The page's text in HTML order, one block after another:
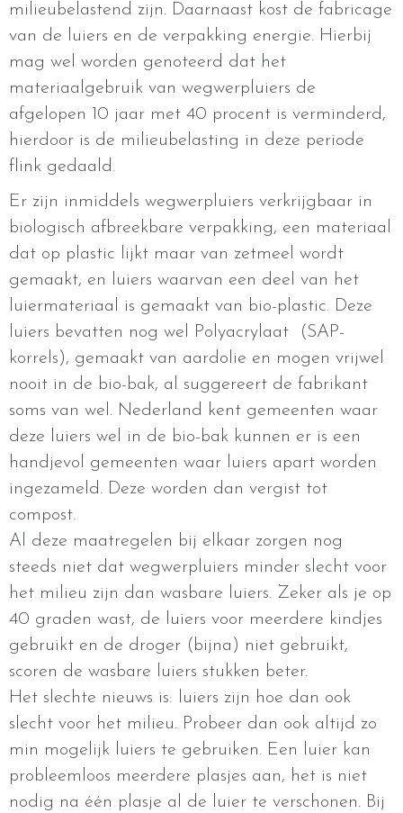
milieubelastend zijn. Daarnaast kost de fabricage
van de luiers en de verpakking energie. Hierbij
mag wel worden genoteerd dat het
materiaalgebruik van wegwerpluiers de
afgelopen 10 jaar met 40 procent is verminderd,
hierdoor is de milieubelasting in deze periode
flink gedaald.
Er zijn inmiddels wegwerpluiers verkrijgbaar in
biologisch afbreekbare verpakking, een materiaal
dat op plastic lijkt maar van zetmeel wordt
gemaakt, en luiers waarvan een deel van het
luiermateriaal is gemaakt van bio-plastic. Deze
luiers bevatten nog wel Polyacrylaat (SAP-
korrels), gemaakt van aardolie en mogen vrijwel
nooit in de bio-bak, al suggereert de fabrikant
soms van wel. Nederland kent gemeenten waar
deze luiers wel in de bio-bak kunnen er is een
handjevol gemeenten waar luiers apart worden
ingezameld. Deze worden dan vergist tot
compost.
Al deze maatregelen bij elkaar zorgen nog
steeds niet dat wegwerpluiers minder slecht voor
het milieu zijn dan wasbare luiers. Zeker als je op
40 graden wast, de luiers voor meerdere kindjes
gebruikt en de droger (bijna) niet gebruikt,
scoren de wasbare luiers stukken beter.
Het slechte nieuws is: luiers zijn hoe dan ook
slecht voor het milieu. Probeer dan ook altijd zo
min mogelijk luiers te gebruiken. Een luier kan
probleemloos meerdere plasjes aan, het is niet
nodig na één plasje al de luier te verschonen. Bij